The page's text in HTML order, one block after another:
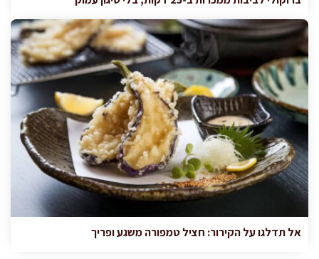
אל תדלגו על הקירור: חציל טמפורה משגע ופריך